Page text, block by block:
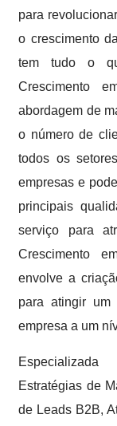
para
o crescimento
tem tudo o
Crescimento
abordagem de
o número de
todos os
empresas e
principais
serviço para
Crescimento
envolve a
para atingir
empresa a um
Estratégias de
de Leads B2B,